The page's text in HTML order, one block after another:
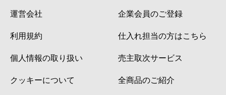
運営会社
利用規約
個人情報の取り扱い
クッキーについて
企業会員のご登録
仕入れ担当の方はこちら
売主取次サービス
全商品のご紹介